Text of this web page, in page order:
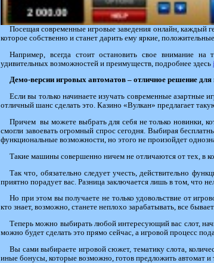
Посещая современные игровые заведения онлайн, каждый
которое собственно и станет дарить ему яркие,
Например, всегда стоит остановить свое внимание на
удивительных возможностей и преимуществ, подробнее здесь
Демо-версии игровых автоматов – отличное решение для
Если вы только начинаете изучать современные азартные
отличный шанс сделать это. Казино «Вулкан» предлагает
Причем вы можете выбрать для себя не только новинки,
смогли завоевать огромный спрос сегодня. Выбирая
функциональные возможности, но этого не произойдет
Такие машины совершенно ничем не отличаются от тех, в
Так что, обязательно следует учесть, действительно
приятно порадует вас. Разница заключается лишь в том, что
Но при этом вы получаете не только удовольствие от
кто знает, возможно, станете неплохо зарабатывать, все
Теперь можно выбирать любой интересующий вас слот,
можно будет сделать это прямо сейчас, а игровой процесс
Вы сами выбираете игровой сюжет, тематику слота,
иные бонусы, которые возможно, готов предложить автомат и